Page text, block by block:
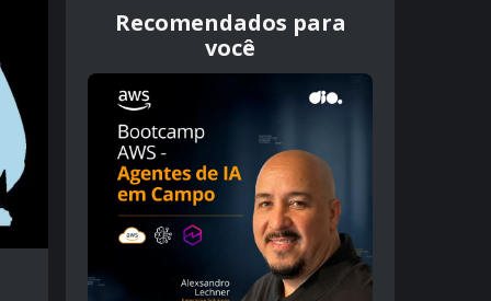
Recomendados para
você